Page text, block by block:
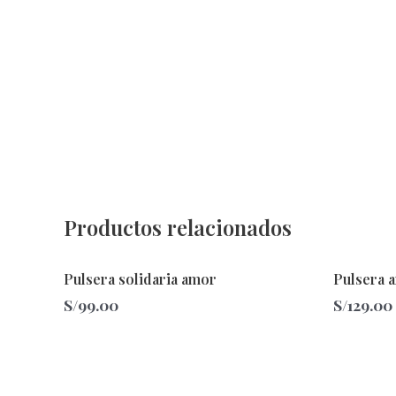
Productos relacionados
Pulsera solidaria amor
S/99.00
Pulsera
S/129.00